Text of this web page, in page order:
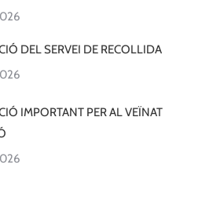
DEL SERVEI DE RECOLLIDA
IMPORTANT PER AL VEÏNAT